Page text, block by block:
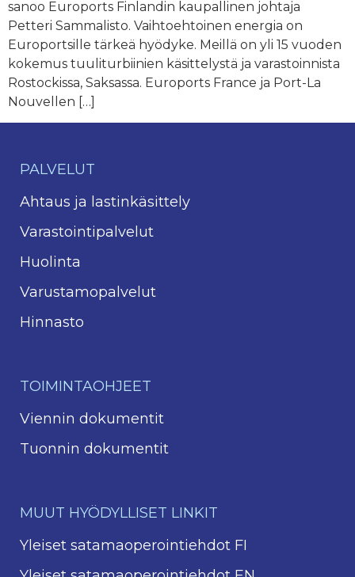
sanoo Euroports Finlandin kaupallinen johtaja
Petteri Sammalisto. Vaihtoehtoinen energia on
Europortsille tärkeä hyödyke. Meillä on yli 15 vuoden
kokemus tuuliturbiinien käsittelystä ja varastoinnista
Rostockissa, Saksassa. Euroports France ja Port-La
Nouvellen […]
PALVELUT
Ahtaus ja lastinkäsittely
Varastointipalvelut
Huolinta
Varustamopalvelut
Hinnasto
TOIMINTAOHJEET
Viennin dokumentit
Tuonnin dokumentit
MUUT HYÖDYLLISET LINKIT
Yleiset satamaoperointiehdot FI